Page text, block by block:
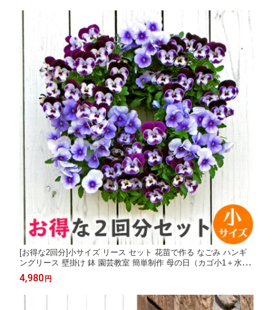
[お得な2回分]小サイズ リース セット 花苗で作る なごみ ハンギ
ングリース 壁掛け 鉢 園芸教室 簡単制作 母の日（カゴ小1＋水苔
+専用土が2回分）
4,980円